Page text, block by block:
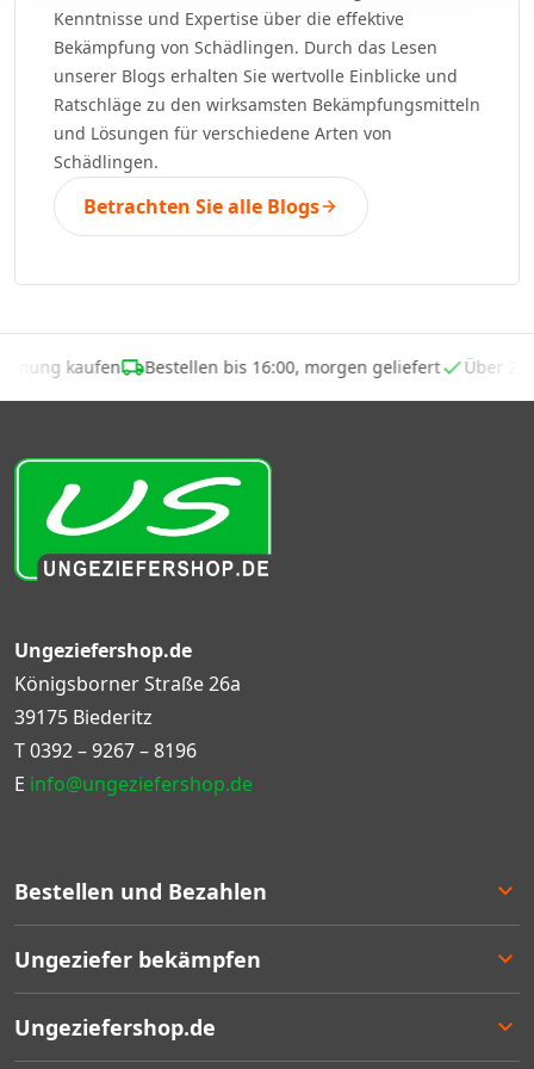
Kenntnisse und Expertise über die effektive
Bekämpfung von Schädlingen. Durch das Lesen
unserer Blogs erhalten Sie wertvolle Einblicke und
Ratschläge zu den wirksamsten Bekämpfungsmitteln
und Lösungen für verschiedene Arten von
Schädlingen.
Betrachten Sie alle Blogs
kaufen Bestellen bis 16:00, morgen geliefert Über
Bestellen und Bezahlen
Bestellen
Lieferung
Ungeziefer bekämpfen
Entscheidungshilfe
Ungeziefershop.de
Ungeziefershop.de
Königsborner Straße 26a
39175 Biederitz
T0392 – 9267 – 8196
E info@ungeziefershop.de